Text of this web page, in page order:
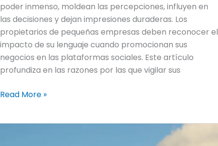
poder inmenso, moldean las percepciones, influyen en
las decisiones y dejan impresiones duraderas. Los
propietarios de pequeñas empresas deben reconocer el
impacto de su lenguaje cuando promocionan sus
negocios en las plataformas sociales. Este artículo
profundiza en las razones por las que vigilar sus
Read More »